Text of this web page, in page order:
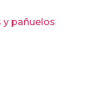
y pañuelos